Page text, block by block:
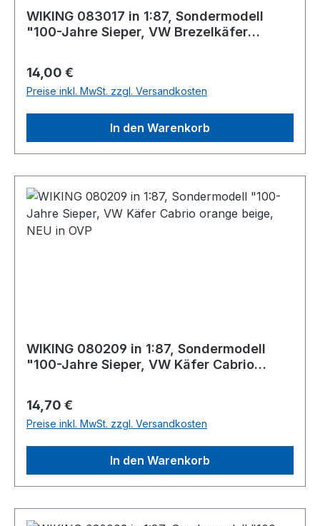
WIKING 083017 in 1:87, Sondermodell
"100-Jahre Sieper, VW Brezelkäfer
Regulärer Preis:
14,00 €
Preise inkl. MwSt. zzgl. Versandkosten
In den Warenkorb
WIKING 080209 in 1:87, Sondermodell
"100-Jahre Sieper, VW Käfer Cabrio
Regulärer Preis:
14,70 €
Preise inkl. MwSt. zzgl. Versandkosten
In den Warenkorb